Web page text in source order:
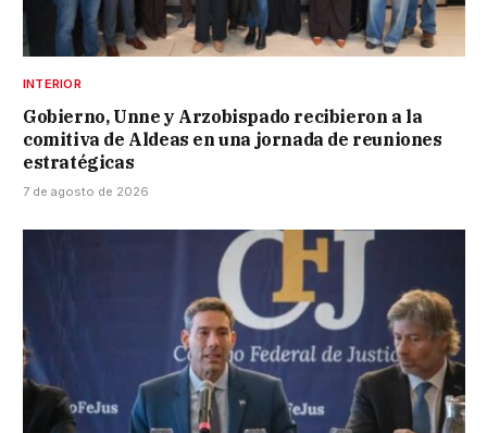
INTERIOR
Gobierno, Unne y Arzobispado recibieron a la
comitiva de Aldeas en una jornada de reuniones
estratégicas
7 de agosto de 2026